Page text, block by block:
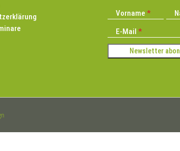
Vorname
E-Mail